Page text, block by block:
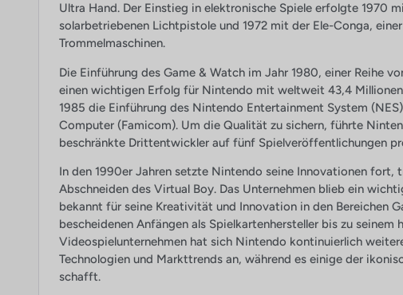
Ultra Hand. Der Einstieg in elektronische Spiele erfolgte 1970
solarbetriebenen Lichtpistole und 1972 mit der Ele-Conga,
Trommelmaschinen.
Die Einführung des Game & Watch im Jahr 1980, einer Reihe
einen wichtigen Erfolg für Nintendo mit weltweit 43,4
1985 die Einführung des Nintendo Entertainment System
Computer (Famicom). Um die Qualität zu sichern, führte
beschränkte Drittentwickler auf fünf Spielveröffentlichungen
In den 1990er Jahren setzte Nintendo seine Innovationen fort,
Abschneiden des Virtual Boy. Das Unternehmen blieb ein
bekannt für seine Kreativität und Innovation in den Bereichen
bescheidenen Anfängen als Spielkartenhersteller bis zu seinem
Videospielunternehmen hat sich Nintendo kontinuierlich
Technologien und Markttrends an, während es einige der
schafft​.